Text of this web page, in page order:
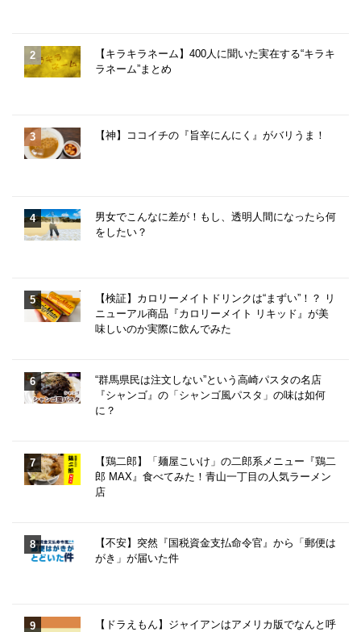
【キラキラネーム】400人に聞いた実在する“キラキ
ラネーム”まとめ
【神】ココイチの『旨辛にんにく』がバリうま！
男女でこんなに差が！もし、透明人間になったら何
をしたい？
【検証】カロリーメイトドリンクは“まずい”！？ リ
ニューアル商品『カロリーメイト リキッド』が美
味しいのか実際に飲んでみた
“群馬県民は注文しない”という高崎パスタの名店
『シャンゴ』の「シャンゴ風パスタ」の味は如何
に？
【鶏二郎】「麺屋こいけ」の二郎系メニュー『鶏二
郎 MAX』食べてみた！青山一丁目の人気ラーメン
店
【不安】突然『国税資金支払命令官』から「郵便は
がき」が届いた件
【ドラえもん】ジャイアンはアメリカ版でなんと呼